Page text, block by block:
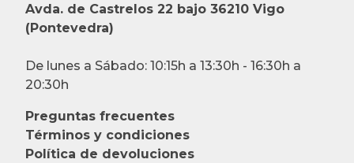
Avda. de Castrelos 22 bajo 36210 Vigo
(Pontevedra)
De lunes a Sábado: 10:15h a 13:30h - 16:30h a
20:30h
Preguntas frecuentes
Términos y condiciones
Política de devoluciones